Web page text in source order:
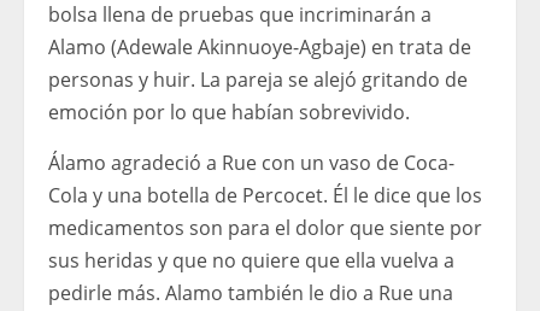
bolsa llena de pruebas que incriminarán a
Alamo (Adewale Akinnuoye-Agbaje) en trata de
personas y huir. La pareja se alejó gritando de
emoción por lo que habían sobrevivido.
Álamo agradeció a Rue con un vaso de Coca-
Cola y una botella de Percocet. Él le dice que los
medicamentos son para el dolor que siente por
sus heridas y que no quiere que ella vuelva a
pedirle más. Alamo también le dio a Rue una